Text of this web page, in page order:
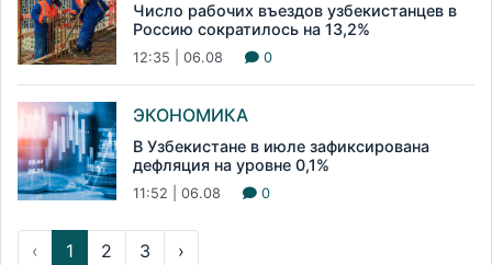
Число рабочих въездов узбекистанцев в
Россию сократилось на 13,2%
12:35 | 06.08 0
ЭКОНОМИКА
В Узбекистане в июле зафиксирована
дефляция на уровне 0,1%
11:52 | 06.08 0
‹ 1 2 3 ›